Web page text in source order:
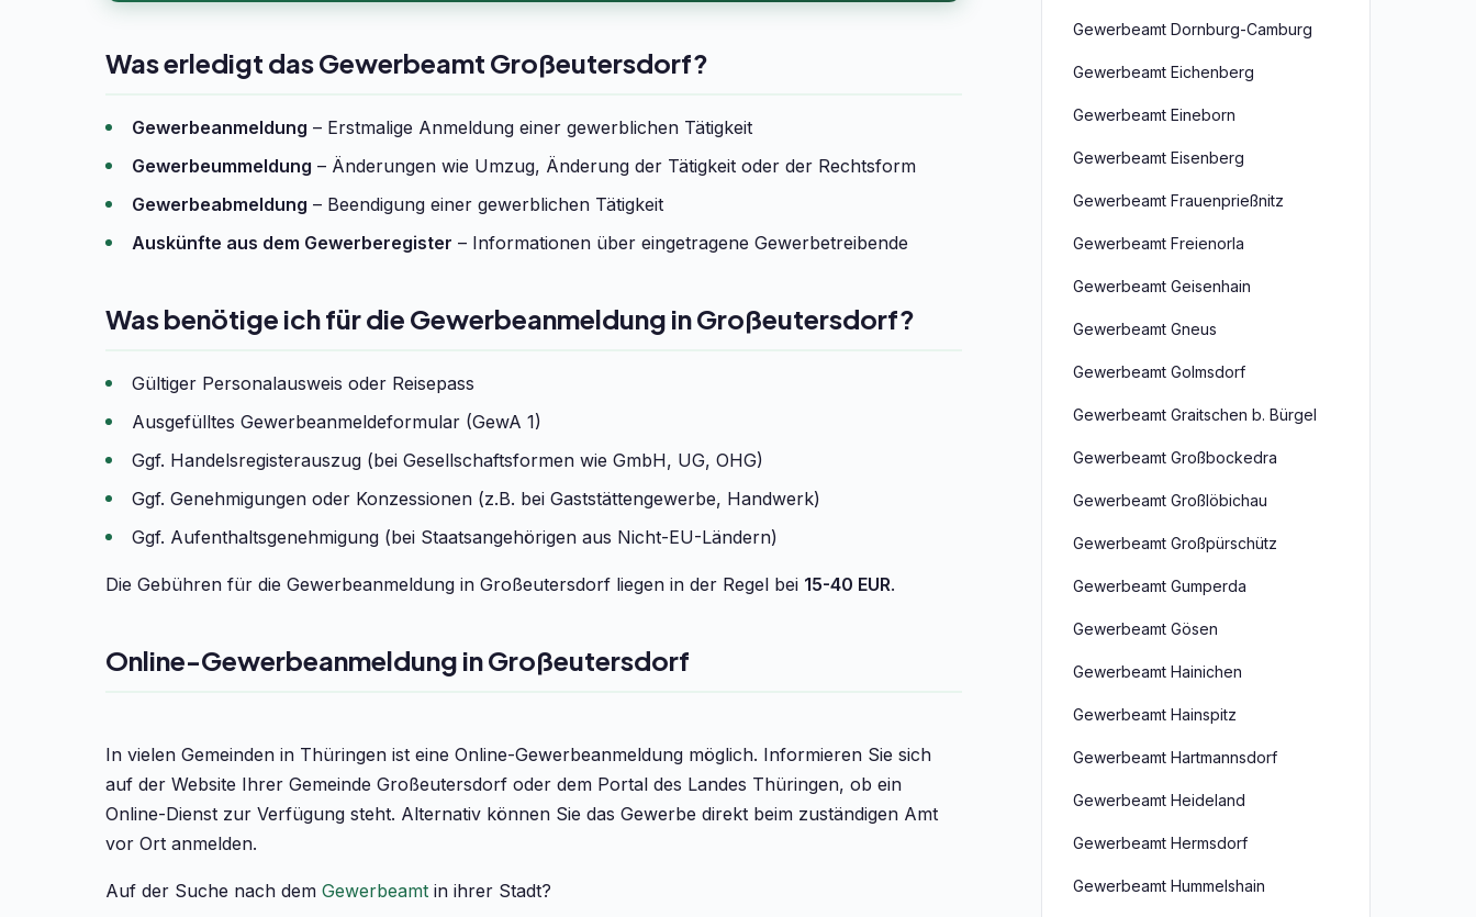
Was erledigt das Gewerbeamt Großeutersdorf?
Gewerbeanmeldung – Erstmalige Anmeldung einer gewerblichen Tätigkeit
Gewerbeummeldung – Änderungen wie Umzug, Änderung der Tätigkeit oder der Rechtsform
Gewerbeabmeldung – Beendigung einer gewerblichen Tätigkeit
Auskünfte aus dem Gewerberegister – Informationen über eingetragene Gewerbetreibende
Was benötige ich für die Gewerbeanmeldung in Großeutersdorf?
Gültiger Personalausweis oder Reisepass
Ausgefülltes Gewerbeanmeldeformular (GewA 1)
Ggf. Handelsregisterauszug (bei Gesellschaftsformen wie GmbH, UG, OHG)
Ggf. Genehmigungen oder Konzessionen (z.B. bei Gaststättengewerbe, Handwerk)
Ggf. Aufenthaltsgenehmigung (bei Staatsangehörigen aus Nicht-EU-Ländern)
Die Gebühren für die Gewerbeanmeldung in Großeutersdorf liegen in der Regel bei 15-40 EUR.
Online-Gewerbeanmeldung in Großeutersdorf
In vielen Gemeinden in Thüringen ist eine Online-Gewerbeanmeldung möglich. Informieren Sie sich
auf der Website Ihrer Gemeinde Großeutersdorf oder dem Portal des Landes Thüringen, ob ein
Online-Dienst zur Verfügung steht. Alternativ können Sie das Gewerbe direkt beim zuständigen Amt
vor Ort anmelden.
Auf der Suche nach dem Gewerbeamt in ihrer Stadt?
Gewerbeamt Dornburg-Camburg
Gewerbeamt Eichenberg
Gewerbeamt Eineborn
Gewerbeamt Eisenberg
Gewerbeamt Frauenprießnitz
Gewerbeamt Freienorla
Gewerbeamt Geisenhain
Gewerbeamt Gneus
Gewerbeamt Golmsdorf
Gewerbeamt Graitschen b. Bürgel
Gewerbeamt Großbockedra
Gewerbeamt Großlöbichau
Gewerbeamt Großpürschütz
Gewerbeamt Gumperda
Gewerbeamt Gösen
Gewerbeamt Hainichen
Gewerbeamt Hainspitz
Gewerbeamt Hartmannsdorf
Gewerbeamt Heideland
Gewerbeamt Hermsdorf
Gewerbeamt Hummelshain